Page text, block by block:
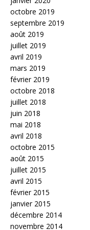
octobre 2019
septembre 2019
août 2019
juillet 2019
avril 2019
mars 2019
février 2019
octobre 2018
juillet 2018
juin 2018
mai 2018
avril 2018
octobre 2015
août 2015
juillet 2015
avril 2015
février 2015
janvier 2015
décembre 2014
novembre 2014